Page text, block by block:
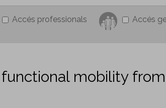
Accés professionals Accés
mobility